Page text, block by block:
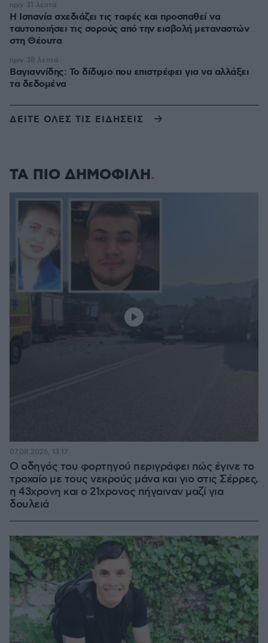
Η Ισπανία σχεδιάζει τις ταφές και προσπαθεί να
ταυτοποιήσει τις σορούς από την εισβολή μεταναστών
στη Θέουτα
πριν 31 λεπτά
Βαγιαννίδης: Το δίδυμο που επιστρέφει για να αλλάξει
τα δεδομένα
πριν 38 λεπτά
ΔΕΙΤΕ ΟΛΕΣ ΤΙΣ ΕΙΔΗΣΕΙΣ
ΤΑ ΠΙΟ ΔΗΜΟΦΙΛΗ
Ο οδηγός του φορτηγού περιγράφει πώς έγινε το
τροχαίο με τους νεκρούς μάνα και γιο στις Σέρρες,
η 43χρονη και ο 21χρονος πήγαιναν μαζί για
δουλειά
07.08.2026, 13:17